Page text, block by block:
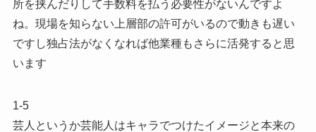
所を挟んだりして手数料を払う必要性がないんですよ
ね。現場を知らない上層部の許可がいるので動きも遅い
ですし独占法がなくなれば他業種もさらに活発すると思
います
1-5
芸人というか芸能人はキャラでつけたイメージと本来の